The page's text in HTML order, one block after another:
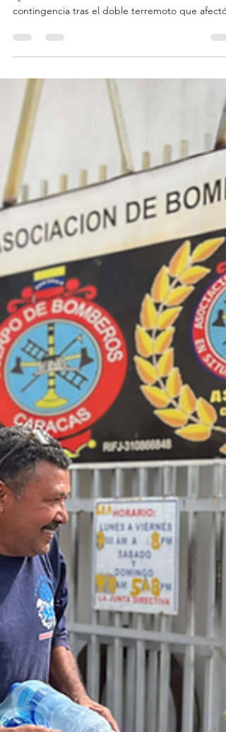
Guaira
La suma de voluntades multiplica el alcance de la
ayuda. En el marco de las acciones de
la región capital y sus zonas de influencia, nos
unimos estratégicamente con la organización
internacional Operation Blessing para coordinar
una jornada de asistencia alimentaria destinada a
las familias afectadas en el estado La Guaira. Esta
labor conjunta demostró el poder del trabajo en
equipo y la eficiencia logística en momentos de